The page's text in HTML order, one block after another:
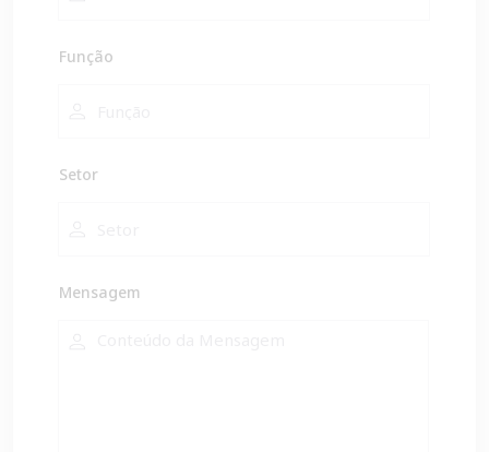
Função
Setor
Mensagem